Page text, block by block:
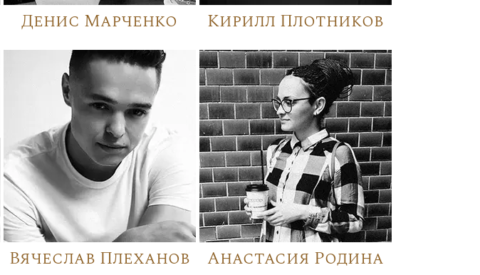
Денис Марченко Кирилл Плотников
Вячеслав Плеханов Анастасия Родина